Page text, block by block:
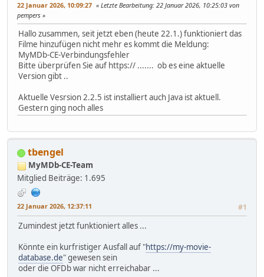
22 Januar 2026, 10:09:27 Letzte Bearbeitung: 22 Januar 2026, 10:25:03 von
pempers
Hallo zusammen, seit jetzt eben (heute 22.1.) funktioniert das
Filme hinzufügen nicht mehr es kommt die Meldung:
MyMDb-CE-Verbindungsfehler
Bitte überprüfen Sie auf https:// ....... ob es eine aktuelle
Version gibt ..
Aktuelle Vesrsion 2.2.5 ist installiert auch Java ist aktuell.
Gestern ging noch alles
tbengel
MyMDb-CE-Team
Mitglied Beiträge: 1.695
22 Januar 2026, 12:37:11 #1
Zumindest jetzt funktioniert alles ...
Könnte ein kurfristiger Ausfall auf "https://my-movie-
database.de" gewesen sein
oder die OFDb war nicht erreichabar ...